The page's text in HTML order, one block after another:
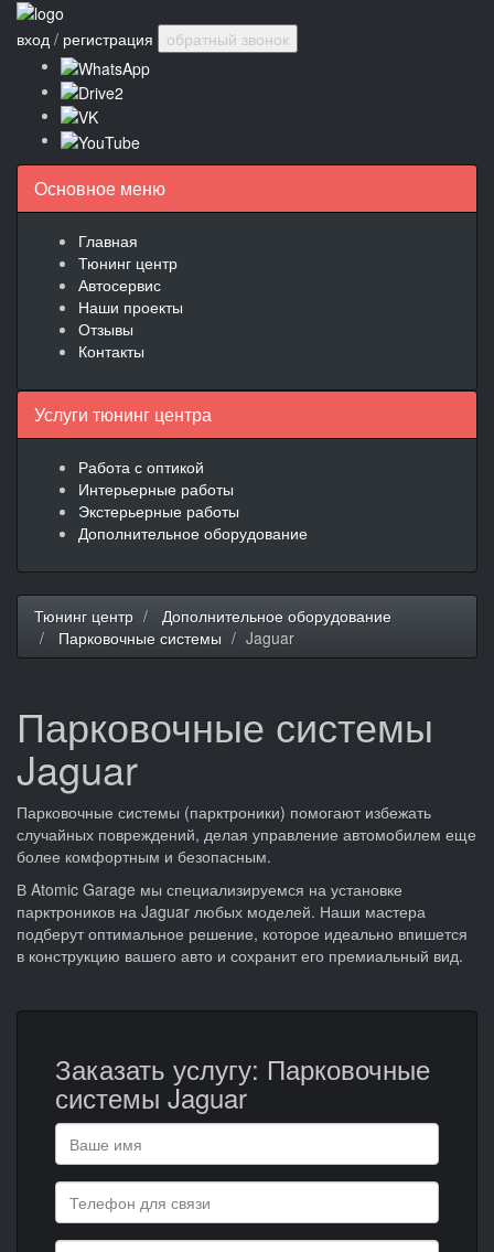
вход / регистрация обратный звонок
Основное меню
Главная
Тюнинг центр
Автосервис
Наши проекты
Отзывы
Контакты
Услуги тюнинг центра
Работа с оптикой
Интерьерные работы
Экстерьерные работы
Дополнительное оборудование
Тюнинг центр
Дополнительное оборудование
Парковочные системы
Jaguar
Парковочные системы
Jaguar
Парковочные системы (парктроники) помогают избежать
случайных повреждений, делая управление автомобилем еще
более комфортным и безопасным.
В Atomic Garage мы специализируемся на установке
парктроников на Jaguar любых моделей. Наши мастера
подберут оптимальное решение, которое идеально впишется
в конструкцию вашего авто и сохранит его премиальный вид.
Заказать услугу: Парковочные
системы Jaguar